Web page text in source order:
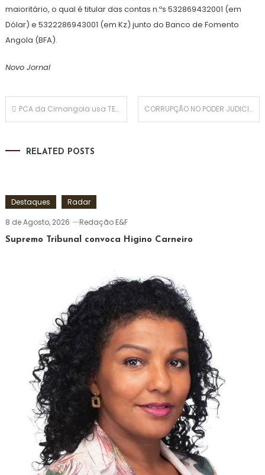
maioritário, o qual é titular das contas n.ºs 532869432001 (em
Dólar) e 5322286943001 (em Kz) junto do Banco de Fomento
Angola (BFA).
Novo Jornal
Navegação
PCA da Cimangola usa TECHBELT para enriquecimento ilícito CORRUPÇÃO NO PODER JUDICIAL: Sobrinho de Joel Leonardo recebe pagamento do Tribunal Constitucional
RELATED POSTS
Destaques
Radar
8 de Agosto, 2026
Redação E&F
Supremo Tribunal convoca Higino Carneiro